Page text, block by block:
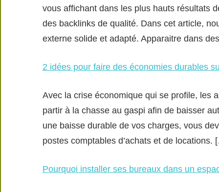
vous affichant dans les plus hauts résultats
des backlinks de qualité. Dans cet article,
externe solide et adapté. Apparaitre dans
2 idées pour faire des économies durables
Avec la crise économique qui se profile, les
partir à la chasse au gaspi afin de baisser
une baisse durable de vos charges, vous
postes comptables d’achats et de locations.
Pourquoi installer ses bureaux dans un